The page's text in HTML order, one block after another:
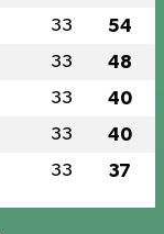
33 54
33 48
33 40
33 40
33 37